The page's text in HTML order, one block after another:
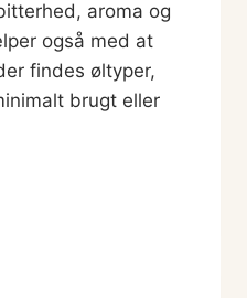
aroma og
også med at
findes øltyper,
brugt eller